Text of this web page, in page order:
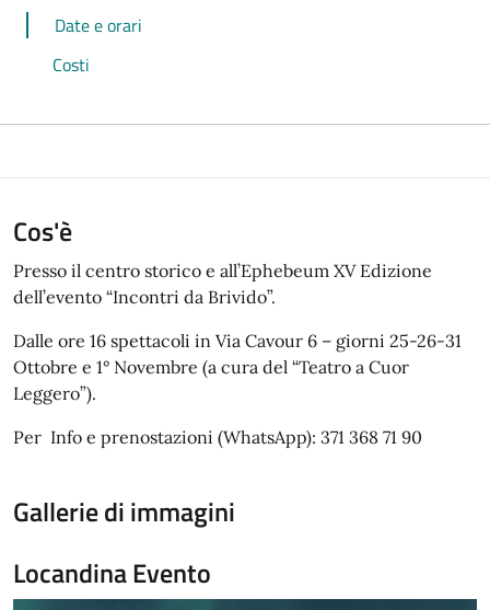
Date e orari
Costi
Cos'è
Presso il centro storico e all’Ephebeum XV Edizione
dell’evento “Incontri da Brivido”.
Dalle ore 16 spettacoli in Via Cavour 6 – giorni 25-26-31
Ottobre e 1° Novembre (a cura del “Teatro a Cuor
Leggero”).
Per Info e prenostazioni (WhatsApp): 371 368 71 90
Gallerie di immagini
Locandina Evento